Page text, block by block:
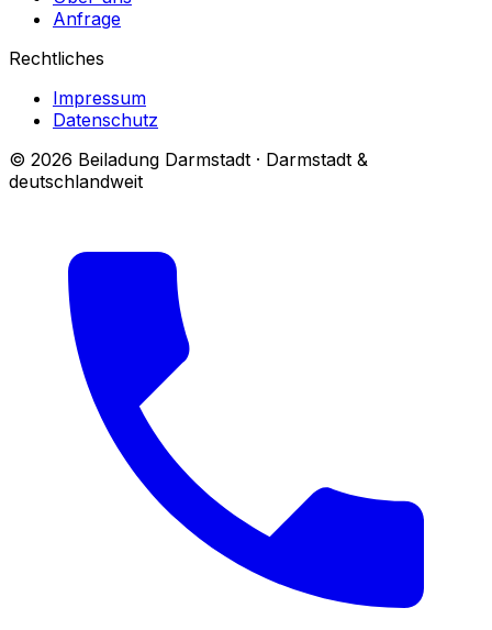
Anfrage
Rechtliches
Impressum
Datenschutz
© 2026 Beiladung Darmstadt · Darmstadt &
deutschlandweit